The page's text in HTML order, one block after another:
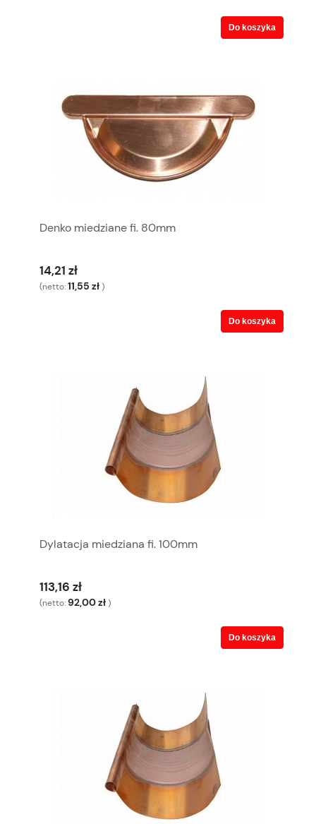
Do koszyka
Denko miedziane fi. 80mm
14,21 zł
(netto:11,55 zł )
Do koszyka
Dylatacja miedziana fi. 100mm
113,16 zł
(netto:92,00 zł )
Do koszyka